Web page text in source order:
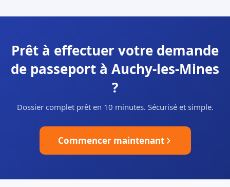
Prêt à effectuer votre demande
de passeport à Auchy-les-Mines
?
Dossier complet prêt en 10 minutes. Sécurisé et simple.
Commencer maintenant